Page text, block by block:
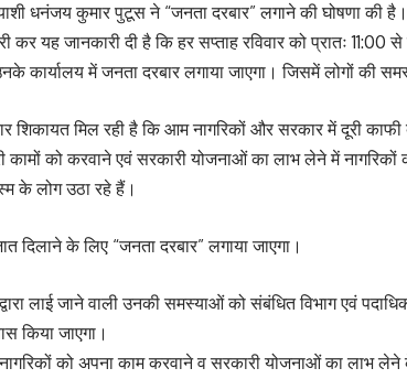
धनंजय कुमार पुटूस ने “जनता दरबार” लगाने की घोषणा की है।
कर यह जानकारी दी है कि हर सप्ताह रविवार को प्रातः
कार्यालय में जनता दरबार लगाया जाएगा। जिसमें लोगों की
शिकायत मिल रही है कि आम नागरिकों और सरकार में दूरी
को करवाने एवं सरकारी योजनाओं का लाभ लेने में नागरिकों
के लोग उठा रहे हैं।
दिलाने के लिए “जनता दरबार” लगाया जाएगा।
लाई जाने वाली उनकी समस्याओं को संबंधित विभाग एवं
किया जाएगा।
को अपना काम करवाने व सरकारी योजनाओं का लाभ